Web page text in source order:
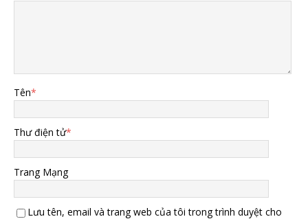
Tên*
Thư điện tử*
Trang Mạng
Lưu tên, email và trang web của tôi trong trình duyệt cho